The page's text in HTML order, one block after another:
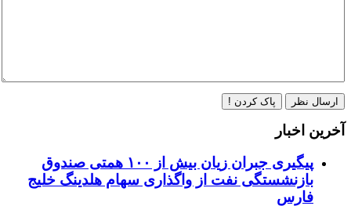
ارسال نظر پاک کردن !
آخرین اخبار
پیگیری جبران زیان بیش از ۱۰۰ همتی صندوق
بازنشستگی نفت از واگذاری سهام هلدینگ خلیج
فارس